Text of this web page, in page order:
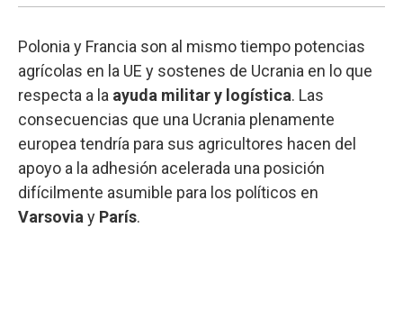
Polonia y Francia son al mismo tiempo potencias
agrícolas en la UE y sostenes de Ucrania en lo que
respecta a la ayuda militar y logística. Las
consecuencias que una Ucrania plenamente
europea tendría para sus agricultores hacen del
apoyo a la adhesión acelerada una posición
difícilmente asumible para los políticos en
Varsovia y París.